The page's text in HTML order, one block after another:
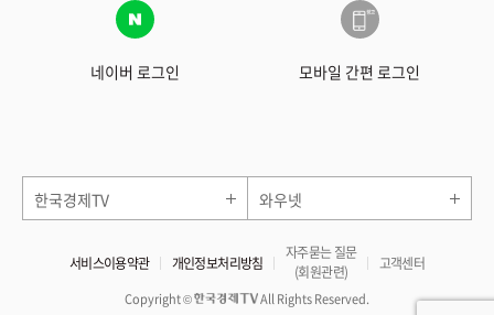
네이버 로그인 모바일 간편 로그인
한국경제TV 와우넷
서비스이용약관 개인정보처리방침
자주묻는 질문
(회원관련)
고객센터
Copyright © All Rights Reserved.